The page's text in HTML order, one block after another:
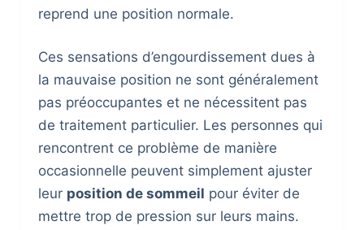
reprend une position normale.
Ces sensations d’engourdissement dues à
la mauvaise position ne sont généralement
pas préoccupantes et ne nécessitent pas
de traitement particulier. Les personnes qui
rencontrent ce problème de manière
occasionnelle peuvent simplement ajuster
leur position de sommeil pour éviter de
mettre trop de pression sur leurs mains.